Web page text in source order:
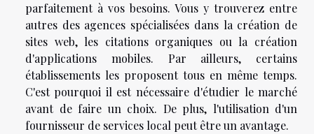
parfaitement à vos besoins. Vous y trouverez entre
autres des agences spécialisées dans la création de
sites web, les citations organiques ou la création
d'applications mobiles. Par ailleurs, certains
établissements les proposent tous en même temps.
C'est pourquoi il est nécessaire d'étudier le marché
avant de faire un choix. De plus, l'utilisation d'un
fournisseur de services local peut être un avantage.